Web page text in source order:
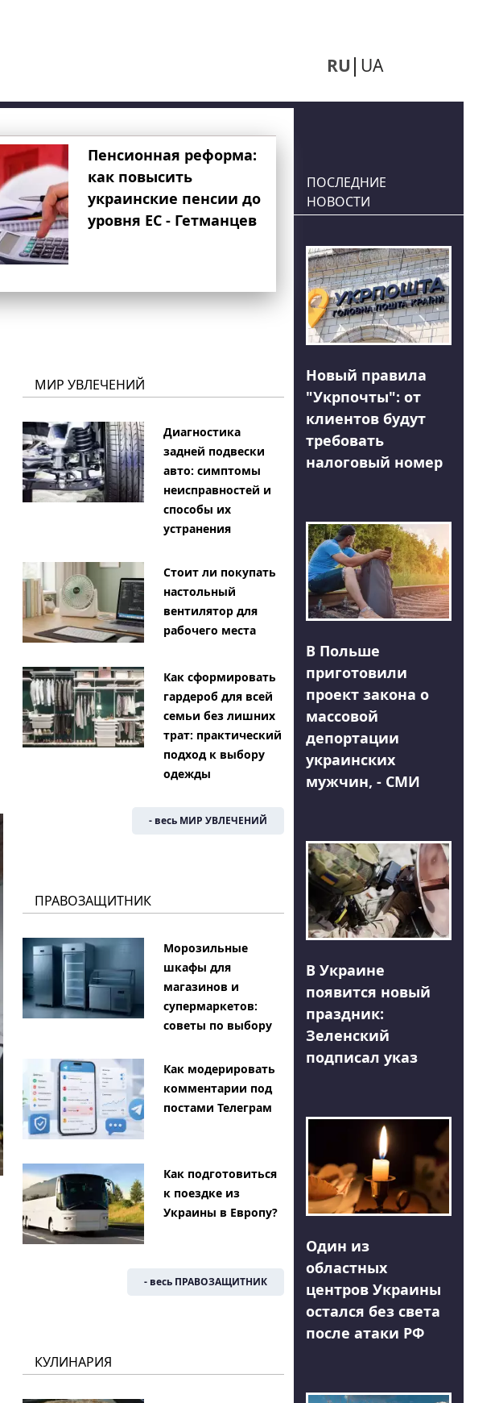
RU UA
Пенсионная реформа:
как повысить
украинские пенсии до
уровня ЕС - Гетманцев
МИР УВЛЕЧЕНИЙ
Диагностика
задней подвески
авто: симптомы
неисправностей и
способы их
устранения
Стоит ли покупать
настольный
вентилятор для
рабочего места
Как сформировать
гардероб для всей
семьи без лишних
трат: практический
подход к выбору
одежды
- весь МИР УВЛЕЧЕНИЙ
ПРАВОЗАЩИТНИК
Морозильные
шкафы для
магазинов и
супермаркетов:
советы по выбору
Как модерировать
комментарии под
постами Телеграм
Как подготовиться
к поездке из
Украины в Европу?
- весь ПРАВОЗАЩИТНИК
КУЛИНАРИЯ
ПОСЛЕДНИЕ
НОВОСТИ
Новый правила
"Укрпочты": от
клиентов будут
требовать
налоговый номер
В Польше
приготовили
проект закона о
массовой
депортации
украинских
мужчин, - СМИ
В Украине
появится новый
праздник:
Зеленский
подписал указ
Один из
областных
центров Украины
остался без света
после атаки РФ